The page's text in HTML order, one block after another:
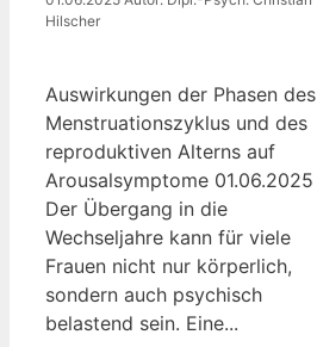
Hilscher
Auswirkungen der Phasen des
Menstruationszyklus und des
reproduktiven Alterns auf
Arousalsymptome 01.06.2025
Der Übergang in die
Wechseljahre kann für viele
Frauen nicht nur körperlich,
sondern auch psychisch
belastend sein. Eine...